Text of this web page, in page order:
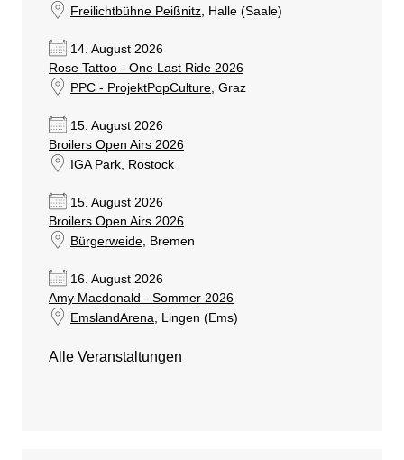
Freilichtbühne Peißnitz, Halle (Saale)
14. August 2026
Rose Tattoo - One Last Ride 2026
PPC - ProjektPopCulture, Graz
15. August 2026
Broilers Open Airs 2026
IGA Park, Rostock
15. August 2026
Broilers Open Airs 2026
Bürgerweide, Bremen
16. August 2026
Amy Macdonald - Sommer 2026
EmslandArena, Lingen (Ems)
Alle Veranstaltungen